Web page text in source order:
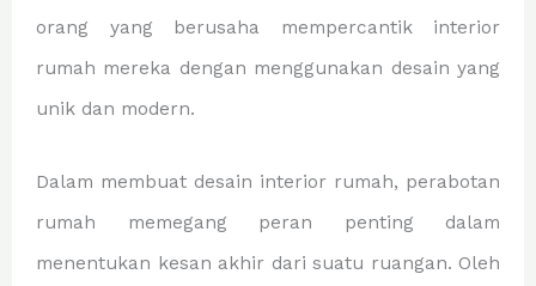
orang yang berusaha mempercantik interior
rumah mereka dengan menggunakan desain yang
unik dan modern.
Dalam membuat desain interior rumah, perabotan
rumah memegang peran penting dalam
menentukan kesan akhir dari suatu ruangan. Oleh